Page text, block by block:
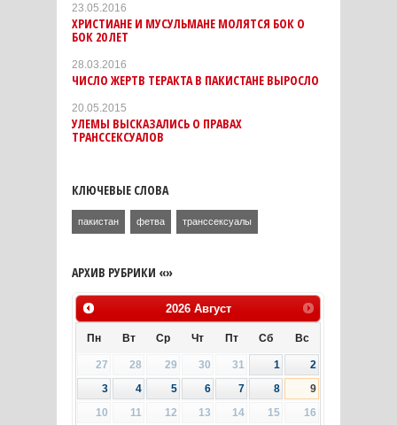
23.05.2016
ХРИСТИАНЕ И МУСУЛЬМАНЕ МОЛЯТСЯ БОК О
БОК 20 ЛЕТ
28.03.2016
ЧИСЛО ЖЕРТВ ТЕРАКТА В ПАКИСТАНЕ ВЫРОСЛО
20.05.2015
УЛЕМЫ ВЫСКАЗАЛИСЬ О ПРАВАХ
ТРАНССЕКСУАЛОВ
КЛЮЧЕВЫЕ СЛОВА
пакистан фетва транссексуалы
АРХИВ РУБРИКИ «»
2026 Август
Пн Вт Ср Чт Пт Сб Вс
27 28 29 30 31 1
2
3
4 5 6 7 8
9
10
11 12 13 14 15
16